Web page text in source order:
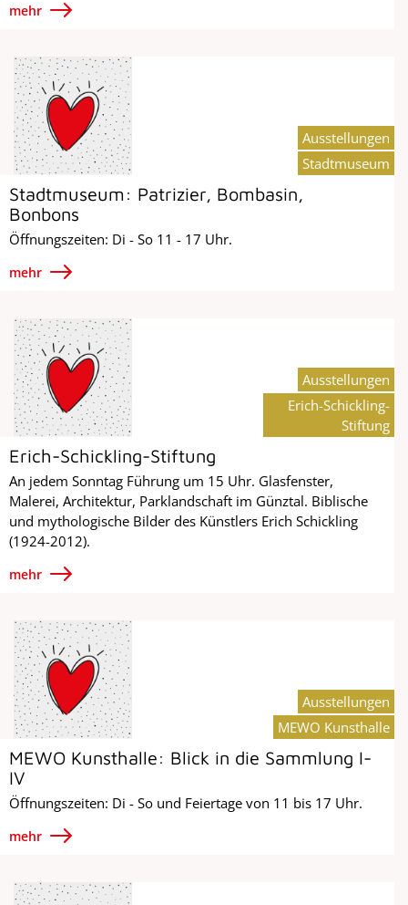
mehr
Stadtmuseum: Patrizier, Bombasin,
Bonbons
Öffnungszeiten: Di - So 11 - 17 Uhr.
mehr
Ausstellungen
Stadtmuseum
Erich-Schickling-Stiftung
An jedem Sonntag Führung um 15 Uhr. Glasfenster,
Malerei, Architektur, Parklandschaft im Günztal. Biblische
und mythologische Bilder des Künstlers Erich Schickling
(1924-2012).
mehr
Ausstellungen
Erich-Schickling-
Stiftung
MEWO Kunsthalle: Blick in die Sammlung I-
IV
Öffnungszeiten: Di - So und Feiertage von 11 bis 17 Uhr.
mehr
Ausstellungen
MEWO Kunsthalle